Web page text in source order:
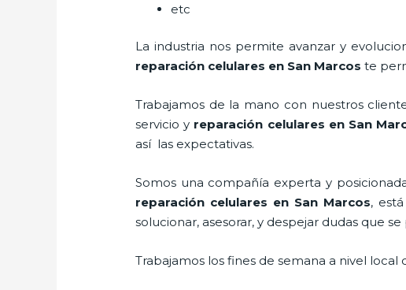
etc
La industria nos permite avanzar y
reparación celulares en San Marcos te
Trabajamos de la mano con nuestros
servicio y reparación celulares en San
así las expectativas.
Somos una compañía experta y
reparación celulares en San Marcos,
solucionar, asesorar, y despejar dudas que
Trabajamos los fines de semana a nivel